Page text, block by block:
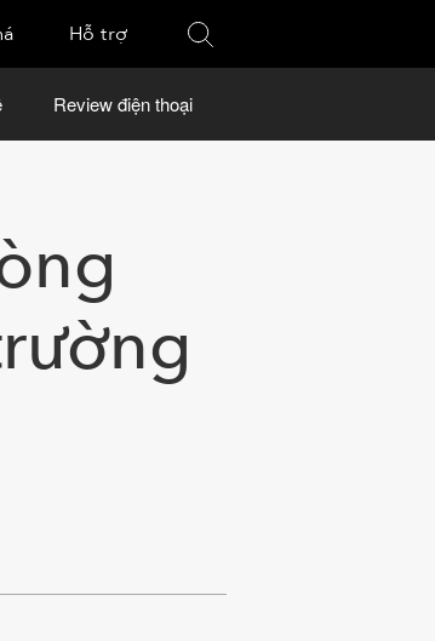
Hỗ trợ
Review điện thoại